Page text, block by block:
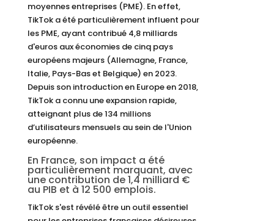
moyennes entreprises (PME). En effet,
TikTok a été particulièrement influent pour
les PME, ayant contribué 4,8 milliards
d'euros aux économies de cinq pays
européens majeurs (Allemagne, France,
Italie, Pays-Bas et Belgique) en 2023.
Depuis son introduction en Europe en 2018,
TikTok a connu une expansion rapide,
atteignant plus de 134 millions
d’utilisateurs mensuels au sein de l'Union
européenne.
En France, son impact a été
particulièrement marquant, avec
une contribution de 1,4 milliard €
au PIB et à 12 500 emplois.
TikTok s'est révélé être un outil essentiel